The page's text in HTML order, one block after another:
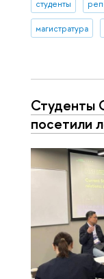
студенты
магистратура
Студенты
посетили